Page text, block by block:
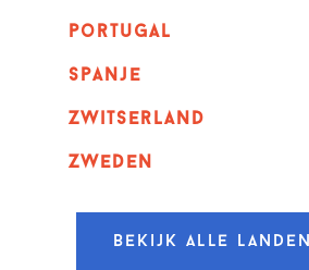
portugal
spanje
zwitserland
zweden
Bekijk alle landen